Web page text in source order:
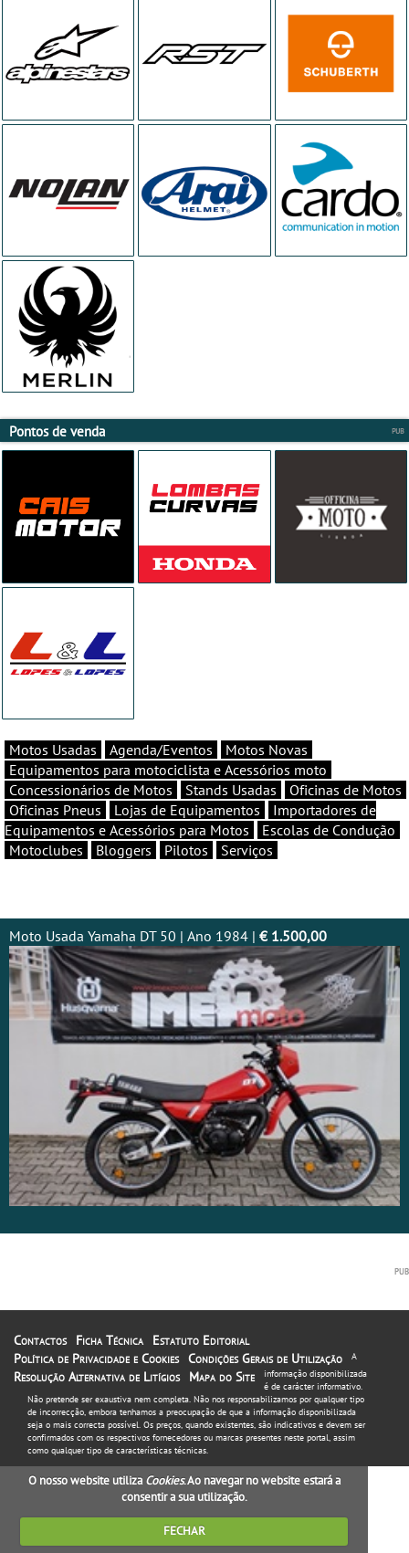
Pontos de venda
Motos Usadas Agenda/Eventos
Motos Novas
Equipamentos para motociclista e Acessórios moto
Concessionários de Motos
Stands Usadas
Oficinas de Motos
Oficinas Pneus
Lojas de Equipamentos
Importadores de
Equipamentos e Acessórios para Motos
Escolas de Condução
Motoclubes
Bloggers Pilotos Serviços
Moto Usada Yamaha DT 50 | Ano 1984 | € 1.500,00
Contactos Ficha Técnica
Estatuto Editorial
Política de Privacidade e Cookies Condições Gerais de Utilização
Resolução Alternativa de Litígios
Mapa do Site
A
informação disponibilizada
é de carácter informativo.
Não pretende ser exaustiva nem completa. Não nos responsabilizamos por qualquer tipo
de incorrecção, embora tenhamos a preocupação de que a informação disponibilizada
seja o mais correcta possível. Os preços, quando existentes, são indicativos e devem ser
confirmados com os respectivos fornecedores ou marcas presentes neste portal, assim
como qualquer tipo de características técnicas.
O nosso website utiliza Cookies. Ao navegar no website estará a
consentir a sua utilização.
FECHAR